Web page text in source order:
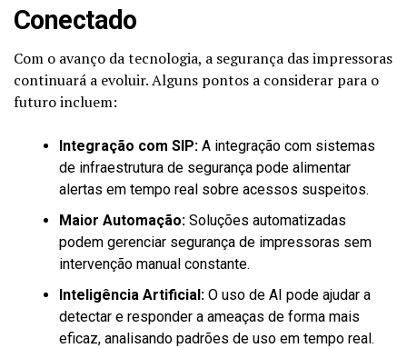
Conectado
Com o avanço da tecnologia, a segurança das impressoras
continuará a evoluir. Alguns pontos a considerar para o
futuro incluem:
Integração com SIP: A integração com sistemas
de infraestrutura de segurança pode alimentar
alertas em tempo real sobre acessos suspeitos.
Maior Automação: Soluções automatizadas
podem gerenciar segurança de impressoras sem
intervenção manual constante.
Inteligência Artificial: O uso de AI pode ajudar a
detectar e responder a ameaças de forma mais
eficaz, analisando padrões de uso em tempo real.